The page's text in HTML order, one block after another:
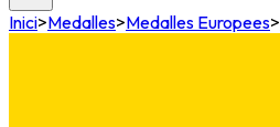
Inici>Medalles>Medalles Europees>